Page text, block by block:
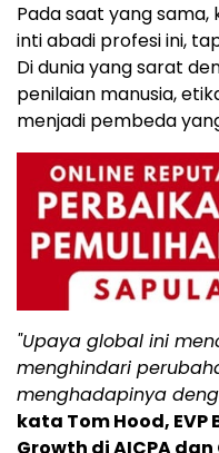
Pada saat yang
inti abadi profesi ini,
Di dunia yang sarat
penilaian manusia,
menjadi pembeda
"Upaya global ini
menghindari
menghadapinya
kata Tom Hood,
Growth di AICPA dan